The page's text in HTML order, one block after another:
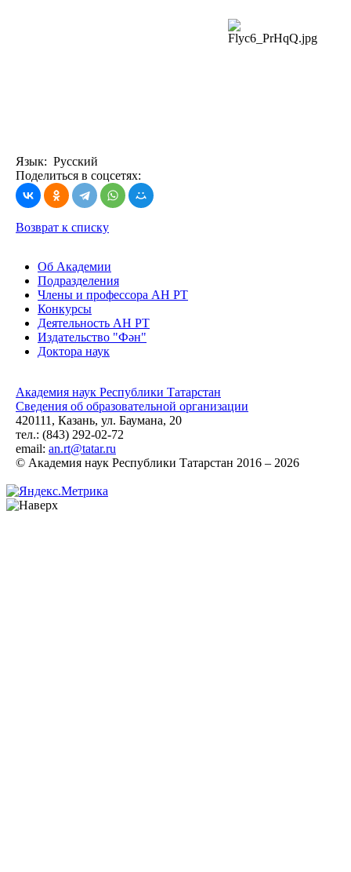
Язык: Русский
Поделиться в соцсетях:
Возврат к списку
Об Академии
Подразделения
Члены и профессора АН РТ
Конкурсы
Деятельность АН РТ
Издательство "Фән"
Доктора наук
Академия наук Республики Татарстан
Сведения об образовательной организации
420111, Казань, ул. Баумана, 20
тел.: (843) 292-02-72
email: an.rt@tatar.ru
© Академия наук Республики Татарстан 2016 – 2026